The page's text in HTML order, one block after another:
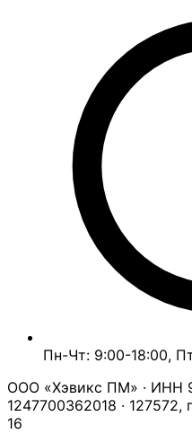
Пн-Чт: 9:00-18:00,
ООО «Хэвикс ПМ» · ИНН
1247700362018 · 127572,
16